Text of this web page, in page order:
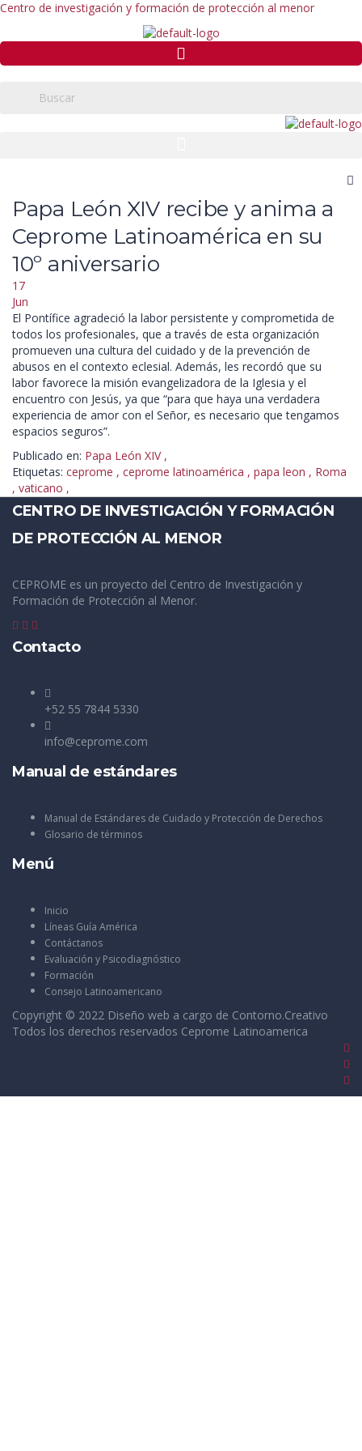
Centro de investigación y formación de protección al menor
Papa León XIV recibe y anima a
Ceprome Latinoamérica en su
10º aniversario
17
Jun
El Pontífice agradeció la labor persistente y comprometida de
todos los profesionales, que a través de esta organización
promueven una cultura del cuidado y de la prevención de
abusos en el contexto eclesial. Además, les recordó que su
labor favorece la misión evangelizadora de la Iglesia y el
encuentro con Jesús, ya que “para que haya una verdadera
experiencia de amor con el Señor, es necesario que tengamos
espacios seguros”.
Publicado en: Papa León XIV ,
Etiquetas: ceprome , ceprome latinoamérica , papa leon , Roma
, vaticano ,
CENTRO DE INVESTIGACIÓN Y FORMACIÓN
DE PROTECCIÓN AL MENOR
CEPROME es un proyecto del Centro de Investigación y
Formación de Protección al Menor.
Contacto
+52 55 7844 5330
info@ceprome.com
Manual de estándares
Manual de Estándares de Cuidado y Protección de Derechos
Glosario de términos
Menú
Inicio
Líneas Guía América
Contáctanos
Evaluación y Psicodiagnóstico
Formación
Consejo Latinoamericano
Copyright © 2022 Diseño web a cargo de Contorno.Creativo
Todos los derechos reservados Ceprome Latinoamerica